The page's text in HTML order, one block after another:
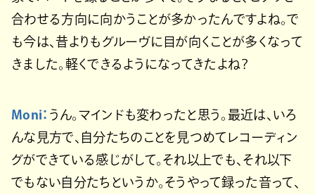
合わせる方向に向かうことが多かったんですよね。で
も今は、昔よりもグルーヴに目が向くことが多くなって
きました。軽くできるようになってきたよね？
Moni： うん。マインドも変わったと思う。最近は、いろ
んな見方で、自分たちのことを見つめてレコーディン
グができている感じがして。それ以上でも、それ以下
でもない自分たちというか。そうやって録った音って、